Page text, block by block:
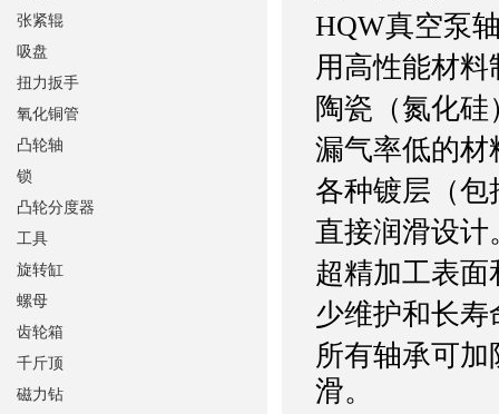
HQW真空泵
用高性能材
陶瓷（氮化
漏气率低的材
各种镀层（包
直接润滑设计
超精加工表
少维护和长寿
所有轴承可
滑。
张紧辊
吸盘
扭力扳手
氧化铜管
凸轮轴
锁
凸轮分度器
工具
旋转缸
螺母
齿轮箱
千斤顶
磁力钻